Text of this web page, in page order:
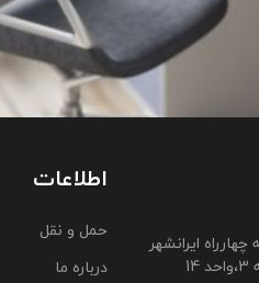
ایرانشهر
اطلاعات
حمل و نقل
درباره ما